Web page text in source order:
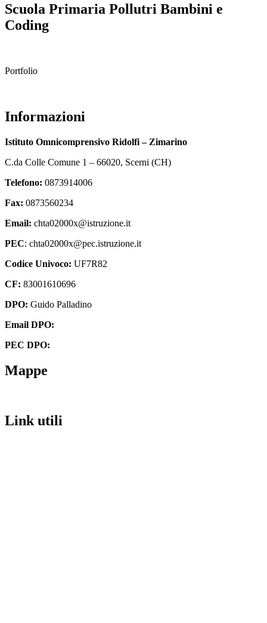
Scuola Primaria Pollutri Bambini e
Coding
Portfolio
Informazioni
Istituto Omnicomprensivo Ridolfi – Zimarino
C.da Colle Comune 1 – 66020, Scerni (CH)
Telefono: 0873914006
Fax: 0873560234
Email: chta02000x@istruzione.it
PEC: chta02000x@pec.istruzione.it
Codice Univoco: UF7R82
CF: 83001610696
DPO: Guido Palladino
Email DPO:
PEC DPO:
Mappe
Link utili